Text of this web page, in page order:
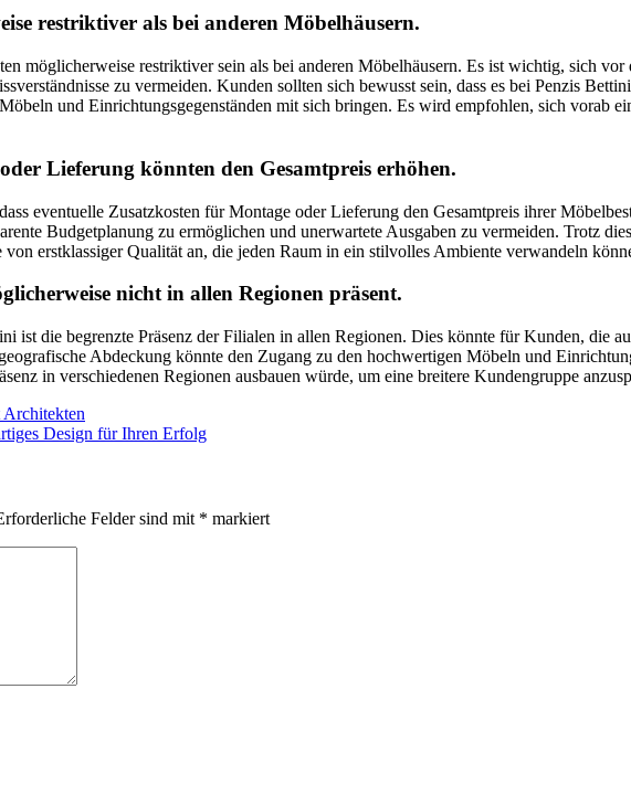
restriktiver als bei anderen Möbelhäusern.
möglicherweise restriktiver sein als bei anderen Möbelhäusern. Es ist wichtig, sich
zu vermeiden. Kunden sollten sich bewusst sein, dass es bei Penzis
und Einrichtungsgegenständen mit sich bringen. Es wird empfohlen, sich vorab
Lieferung könnten den Gesamtpreis erhöhen.
eventuelle Zusatzkosten für Montage oder Lieferung den Gesamtpreis ihrer
Budgetplanung zu ermöglichen und unerwartete Ausgaben zu vermeiden. Trotz
erstklassiger Qualität an, die jeden Raum in ein stilvolles Ambiente verwandeln
nicht in allen Regionen präsent.
ist die begrenzte Präsenz der Filialen in allen Regionen. Dies könnte für Kunden, die
Abdeckung könnte den Zugang zu den hochwertigen Möbeln und
in verschiedenen Regionen ausbauen würde, um eine breitere Kundengruppe
Design für Ihren Erfolg
Felder sind mit * markiert